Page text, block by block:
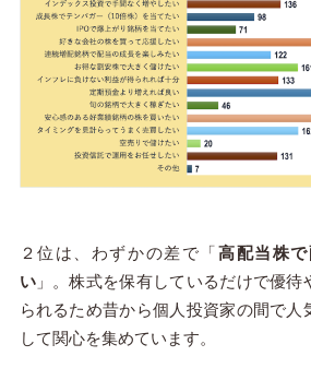
２位は、わずかの差で「高配当株
い」。株式を保有しているだけで優待
られるため昔から個人投資家の間で人
して関心を集めています。